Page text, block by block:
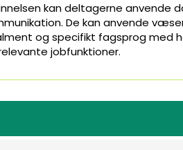
kan deltagerne anvende
De kan anvende
og specifikt fagsprog med
jobfunktioner.